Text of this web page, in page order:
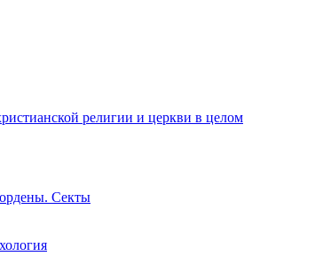
религии и церкви в целом
Секты